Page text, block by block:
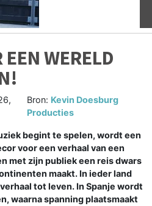
WERELD
Bron: Kevin Doesburg
Producties
begint te spelen, wordt een
voor een verhaal van een
met zijn publiek een reis dwars
maakt. In ieder land
tot leven. In Spanje wordt
waarna spanning plaatsmaakt